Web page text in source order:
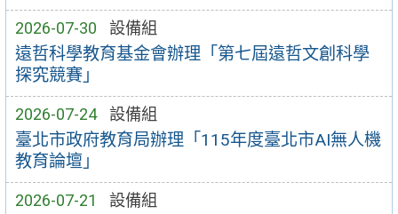
2026-07-30 設備組
遠哲科學教育基金會辦理「第七屆遠哲文創科學
探究競賽」
2026-07-24 設備組
臺北市政府教育局辦理「115年度臺北市AI無人機
教育論壇」
2026-07-21 設備組